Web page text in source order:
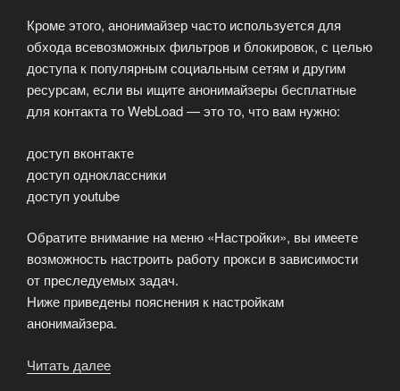
Кроме этого, анонимайзер часто используется для
обхода всевозможных фильтров и блокировок, с целью
доступа к популярным социальным сетям и другим
ресурсам, если вы ищите анонимайзеры бесплатные
для контакта то WebLoad — это то, что вам нужно:
доступ вконтакте
доступ одноклассники
доступ youtube
Обратите внимание на меню «Настройки», вы имеете
возможность настроить работу прокси в зависимости
от преследуемых задач.
Ниже приведены пояснения к настройкам
анонимайзера.
Читать далее